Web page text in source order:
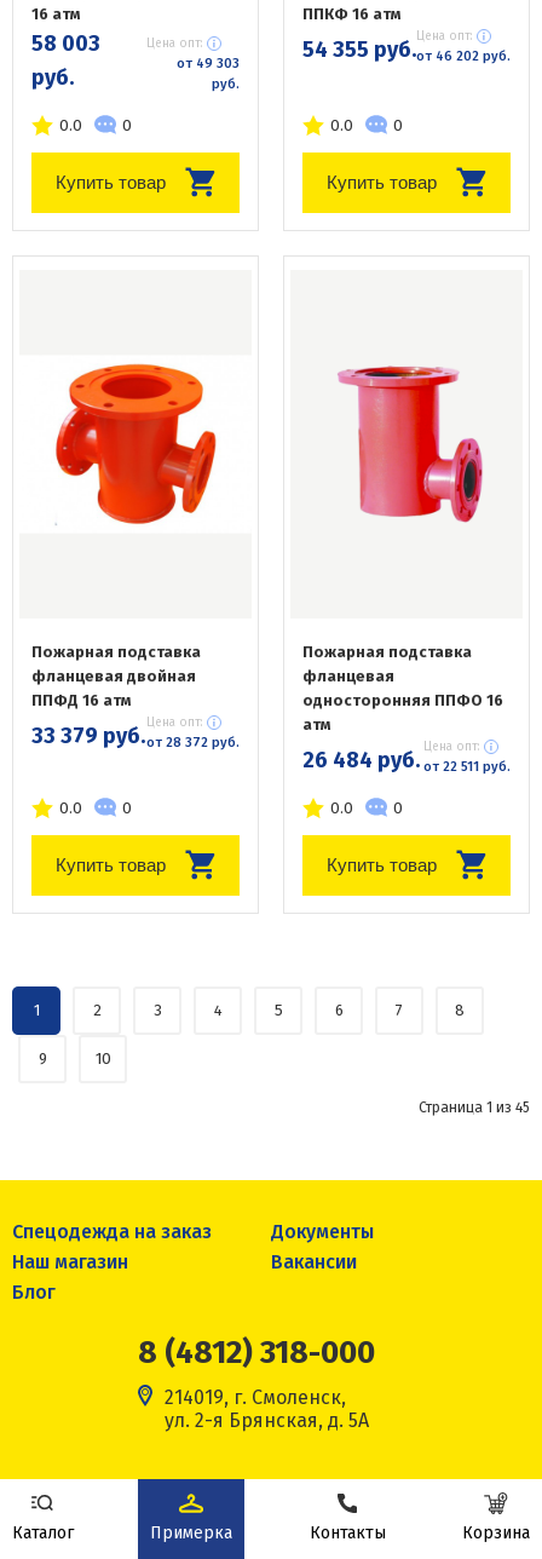
16 атм
58 003
руб.
Цена опт:
от 49 303
руб.
0.0 0
Купить товар
ППКФ 16 атм
54 355 руб.Цена опт:
от 46 202 руб.
0.0 0
Купить товар
Пожарная подставка
фланцевая двойная
ППФД 16 атм
33 379 руб. Цена опт:
от 28 372 руб.
0.0 0
Купить товар
Пожарная подставка
фланцевая
односторонняя ППФО 16
атм
26 484 руб. Цена опт:
от 22 511 руб.
0.0 0
Купить товар
1 2 3 4 5 6 7 8
9 10
Страница 1 из 45
Каталог Примерка Контакты Корзина
Спецодежда на заказ
Документы
Наш магазин
Вакансии
Блог
8 (4812) 318-000
214019, г. Смоленск,
ул. 2-я Брянская, д. 5А
8 (800) 201 24-60